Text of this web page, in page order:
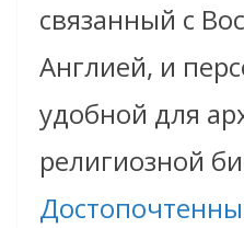
связанный с
Англией, и
удобной для
религиозной